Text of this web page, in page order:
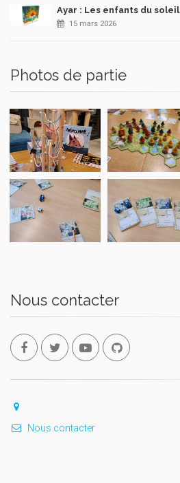
Ayar : Les enfants du soleil
15 mars 2026
Photos de partie
Nous contacter
Nous contacter